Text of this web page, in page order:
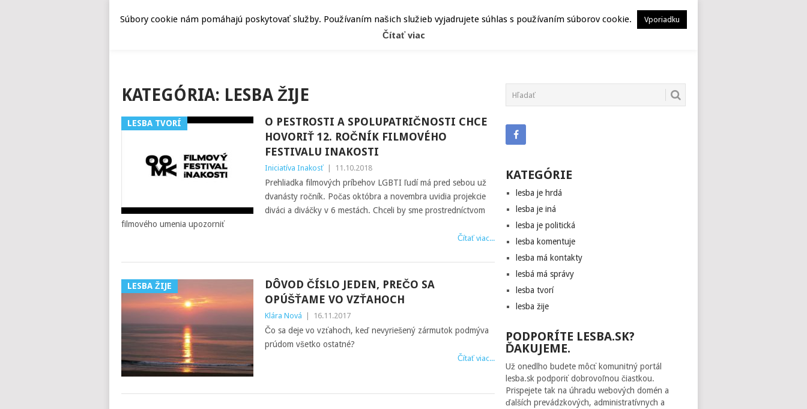
ČLÁNKY HEPY ATRIBÚT HERSTORY MUSEION
KATEGÓRIA: LESBA ŽIJE
LESBA TVORÍ
O PESTROSTI A SPOLUPATRIČNOSTI CHCE
HOVORIŤ 12. ROČNÍK FILMOVÉHO
FESTIVALU INAKOSTI
Iniciatíva Inakosť 11.10.2018
Prehliadka filmových príbehov LGBTI ľudí má pred sebou už
dvanásty ročník. Počas októbra a novembra uvidia projekcie
diváci a diváčky v 6 mestách. Chceli by sme prostredníctvom
filmového umenia upozorniť
Čítať viac...
LESBA ŽIJE
DÔVOD ČÍSLO JEDEN, PREČO SA
OPÚŠŤAME VO VZŤAHOCH
Klára Nová 16.11.2017
Čo sa deje vo vzťahoch, keď nevyriešený zármutok podmýva
prúdom všetko ostatné?
Čítať viac...
KATEGÓRIE
lesba je hrdá
lesba je iná
lesba je politická
lesba komentuje
lesba má kontakty
lesbá má správy
lesba tvorí
lesba žije
PODPORÍTE LESBA.SK?
ĎAKUJEME.
Už onedlho budete môcť komunitný portál
lesba.sk podporiť dobrovoľnou čiastkou.
Prispejete tak na úhradu webových domén a
ďalších prevádzkových, administratívnych a
Súbory cookie nám pomáhajú poskytovať služby. Používaním našich služieb vyjadrujete súhlas s používaním súborov cookie. Vporiadku
Čítať viac